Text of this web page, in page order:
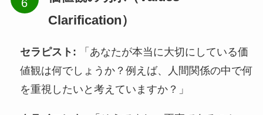
Clarification）
セラピスト: 「あなたが本当に大切にしている価
値観は何でしょうか？例えば、人間関係の中で何
を重視したいと考えていますか？」